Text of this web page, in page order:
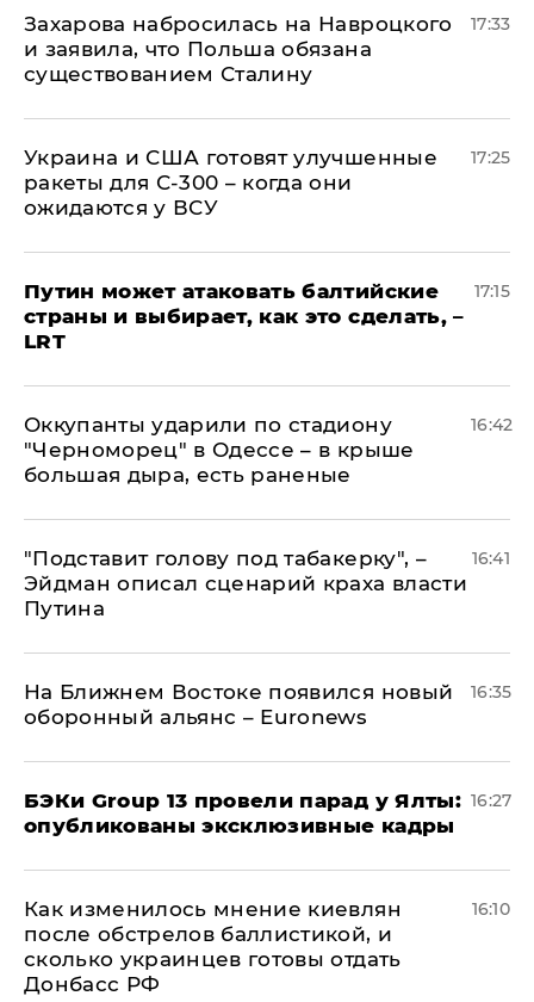
​Захарова набросилась на Навроцкого
и заявила, что Польша обязана
существованием Сталину
17:33
Украина и США готовят улучшенные
ракеты для С-300 – когда они
ожидаются у ВСУ
17:25
Путин может атаковать балтийские
страны и выбирает, как это сделать, –
LRT
17:15
Оккупанты ударили по стадиону
"Черноморец" в Одессе – в крыше
большая дыра, есть раненые
16:42
​"Подставит голову под табакерку", –
Эйдман описал сценарий краха власти
Путина
16:41
На Ближнем Востоке появился новый
оборонный альянс – Euronews
16:35
​БЭКи Group 13 провели парад у Ялты:
опубликованы эксклюзивные кадры
16:27
Как изменилось мнение киевлян
после обстрелов баллистикой, и
сколько украинцев готовы отдать
Донбасс РФ
16:10